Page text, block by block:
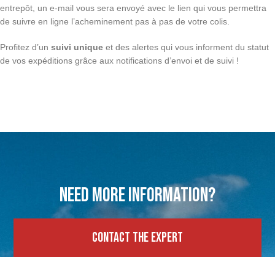
entrepôt, un e-mail vous sera envoyé avec le lien qui vous permettra
de suivre en ligne l’acheminement pas à pas de votre colis.
Profitez d’un suivi unique et des alertes qui vous informent du statut
de vos expéditions grâce aux notifications d’envoi et de suivi !
Need more information?
Contact the expert